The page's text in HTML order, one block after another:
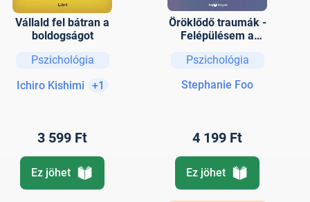
Vállald fel bátran a
boldogságot
Pszichológia
Ichiro Kishimi
+1
3 599 Ft
Ez jöhet
Öröklődő traumák -
Felépülésem a
Pszichológia
Stephanie Foo
4 199 Ft
Ez jöhet